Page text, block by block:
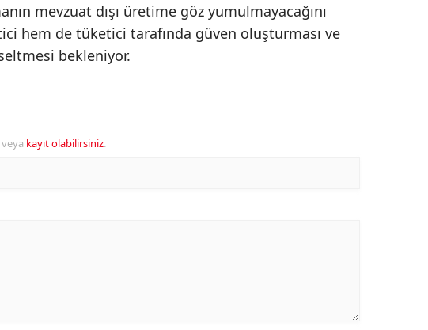
mevzuat dışı üretime göz yumulmayacağını
hem de tüketici tarafında güven oluşturması ve
bekleniyor.
veya kayıt olabilirsiniz.